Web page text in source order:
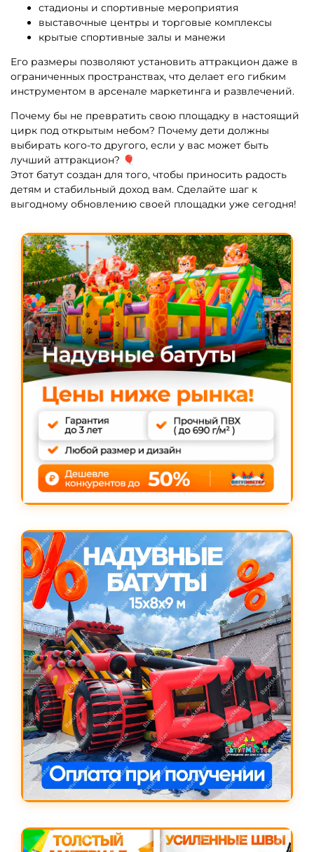
стадионы и спортивные мероприятия
выставочные центры и торговые комплексы
крытые спортивные залы и манежи
Его размеры позволяют установить аттракцион даже в
ограниченных пространствах, что делает его гибким
инструментом в арсенале маркетинга и развлечений.
Почему бы не превратить свою площадку в настоящий
цирк под открытым небом? Почему дети должны
выбирать кого-то другого, если у вас может быть
лучший аттракцион? 🎈
Этот батут создан для того, чтобы приносить радость
детям и стабильный доход вам. Сделайте шаг к
выгодному обновлению своей площадки уже сегодня!